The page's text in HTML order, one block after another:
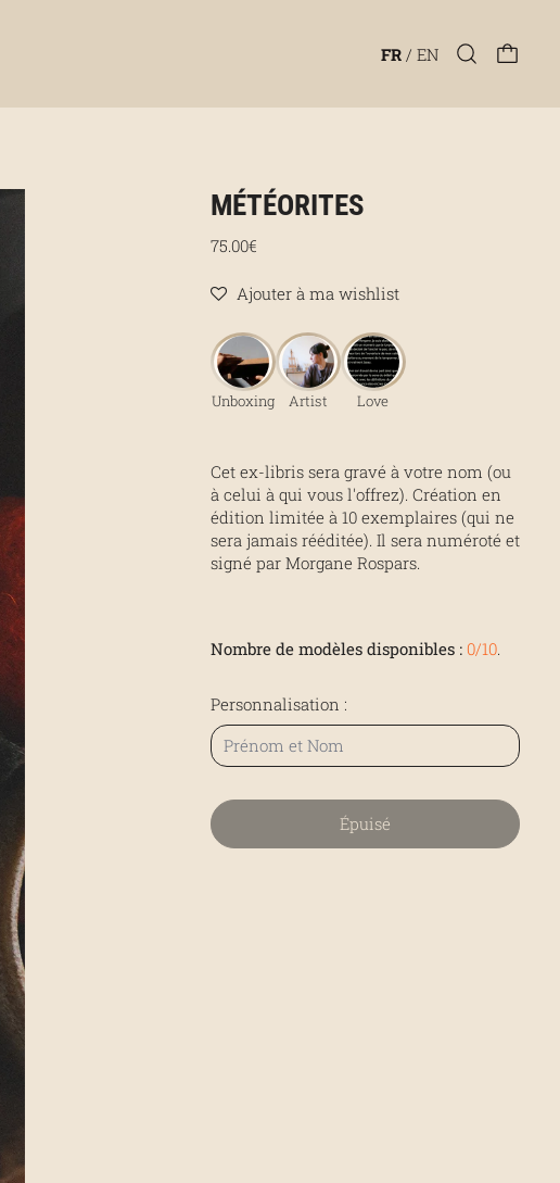
FR / EN
MÉTÉORITES
Prix régulier
75.00€
Ajouter à ma wishlist
Unboxing Artist Love
Cet ex-libris sera gravé à votre nom (ou
à celui à qui vous l'offrez). Création en
édition limitée à 10 exemplaires (qui ne
sera jamais rééditée). Il sera numéroté et
signé par Morgane Rospars.
Nombre de modèles disponibles : 0/10.
Personnalisation :
Épuisé